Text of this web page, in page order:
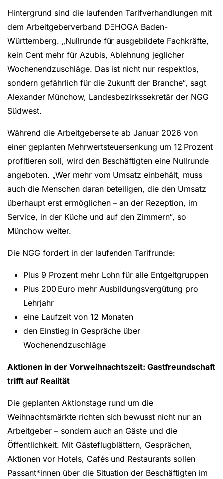
Hintergrund sind die laufenden Tarifverhandlungen mit
dem Arbeitgeberverband DEHOGA Baden-
Württemberg. „Nullrunde für ausgebildete Fachkräfte,
kein Cent mehr für Azubis, Ablehnung jeglicher
Wochenendzuschläge. Das ist nicht nur respektlos,
sondern gefährlich für die Zukunft der Branche“, sagt
Alexander Münchow, Landesbezirkssekretär der NGG
Südwest.
Während die Arbeitgeberseite ab Januar 2026 von
einer geplanten Mehrwertsteuersenkung um 12 Prozent
profitieren soll, wird den Beschäftigten eine Nullrunde
angeboten. „Wer mehr vom Umsatz einbehält, muss
auch die Menschen daran beteiligen, die den Umsatz
überhaupt erst ermöglichen – an der Rezeption, im
Service, in der Küche und auf den Zimmern“, so
Münchow weiter.
Die NGG fordert in der laufenden Tarifrunde:
Plus 9 Prozent mehr Lohn für alle Entgeltgruppen
Plus 200 Euro mehr Ausbildungsvergütung pro
Lehrjahr
eine Laufzeit von 12 Monaten
den Einstieg in Gespräche über
Wochenendzuschläge
Aktionen in der Vorweihnachtszeit: Gastfreundschaft
trifft auf Realität
Die geplanten Aktionstage rund um die
Weihnachtsmärkte richten sich bewusst nicht nur an
Arbeitgeber – sondern auch an Gäste und die
Öffentlichkeit. Mit Gästeflugblättern, Gesprächen,
Aktionen vor Hotels, Cafés und Restaurants sollen
Passant*innen über die Situation der Beschäftigten im